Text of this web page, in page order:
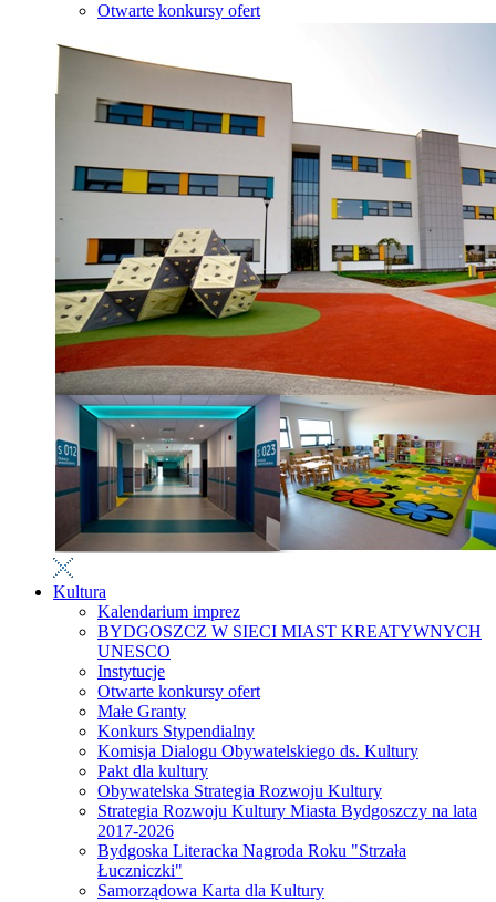
Otwarte konkursy ofert
Kultura
Kalendarium imprez
BYDGOSZCZ W SIECI MIAST KREATYWNYCH
UNESCO
Instytucje
Otwarte konkursy ofert
Małe Granty
Konkurs Stypendialny
Komisja Dialogu Obywatelskiego ds. Kultury
Pakt dla kultury
Obywatelska Strategia Rozwoju Kultury
Strategia Rozwoju Kultury Miasta Bydgoszczy na lata
2017-2026
Bydgoska Literacka Nagroda Roku "Strzała
Łuczniczki"
Samorządowa Karta dla Kultury